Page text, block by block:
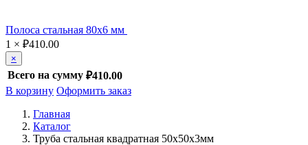
Полоса стальная 80х6 мм
1 × ₽410.00
×
Всего на сумму ₽410.00
В корзину Оформить заказ
Главная
Каталог
Труба стальная квадратная 50х50х3мм